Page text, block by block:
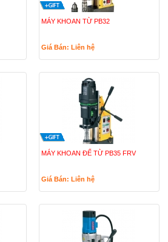
MÁY KHOAN TỪ PB32
Giá Bán: Liên hệ
MÁY KHOAN ĐẾ TỪ PB35 FRV
Giá Bán: Liên hệ